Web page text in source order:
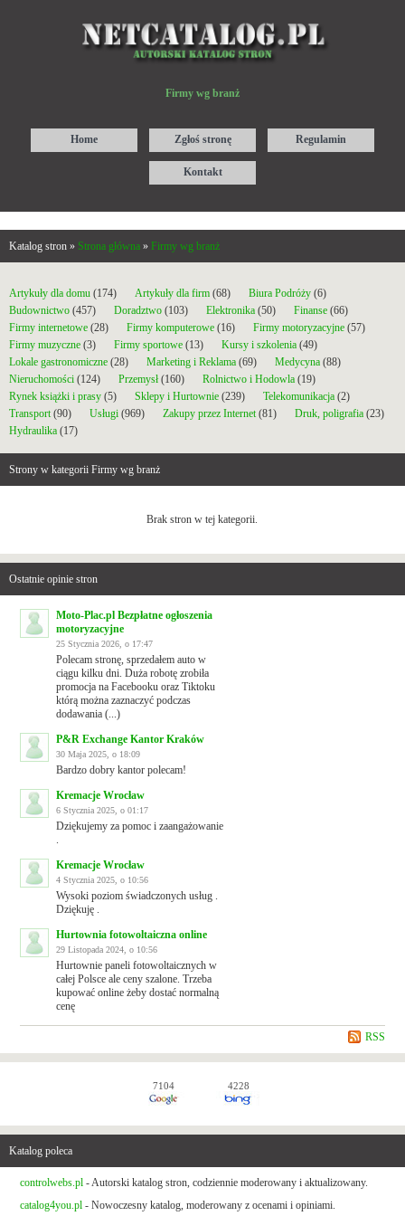
Firmy wg branż
Home Zgłoś stronę Regulamin
Kontakt
Katalog stron » Strona główna » Firmy wg branż
Artykuły dla domu (174) Artykuły dla firm (68) Biura Podróży (6)
Budownictwo (457) Doradztwo (103) Elektronika (50) Finanse (66)
Firmy internetowe (28) Firmy komputerowe (16) Firmy motoryzacyjne (57)
Firmy muzyczne (3) Firmy sportowe (13) Kursy i szkolenia (49)
Lokale gastronomiczne (28) Marketing i Reklama (69) Medycyna (88)
Nieruchomości (124) Przemysł(160) Rolnictwo i Hodowla (19)
Rynek książki i prasy (5) Sklepy i Hurtownie (239) Telekomunikacja (2)
Transport (90) Usługi (969) Zakupy przez Internet (81) Druk, poligrafia (23)
Hydraulika (17)
Strony w kategorii Firmy wg branż
Brak stron w tej kategorii.
Ostatnie opinie stron
Moto-Plac.pl Bezpłatne ogłoszenia
motoryzacyjne
25 Stycznia 2026, o 17:47
Polecam stronę, sprzedałem auto w
ciągu kilku dni. Duża robotę zrobiła
promocja na Facebooku oraz Tiktoku
którą można zaznaczyć podczas
dodawania (...)
P&R Exchange Kantor Kraków
30 Maja 2025, o 18:09
Bardzo dobry kantor polecam!
Kremacje Wrocław
6 Stycznia 2025, o 01:17
Dziękujemy za pomoc i zaangażowanie
Kremacje Wrocław
4 Stycznia 2025, o 10:56
Wysoki poziom świadczonych usług .
Dziękuję .
Hurtownia fotowoltaiczna online
29 Listopada 2024, o 10:56
Hurtownie paneli fotowoltaicznych w
całej Polsce ale ceny szalone. Trzeba
kupować online żeby dostać normalną
cenę
RSS
7104 4228
Katalog poleca
controlwebs.pl - Autorski katalog stron, codziennie moderowany i aktualizowany.
catalog4you.pl - Nowoczesny katalog, moderowany z ocenami i opiniami.